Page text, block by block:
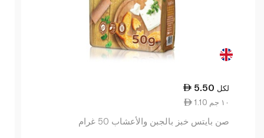
5.50 لكل
1.10 ١٠ جم
صن بايتس خبز بالجبن والأعشاب 50 غرام